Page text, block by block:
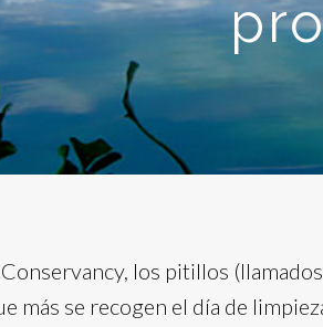
los pitillos
más se recogen el día de